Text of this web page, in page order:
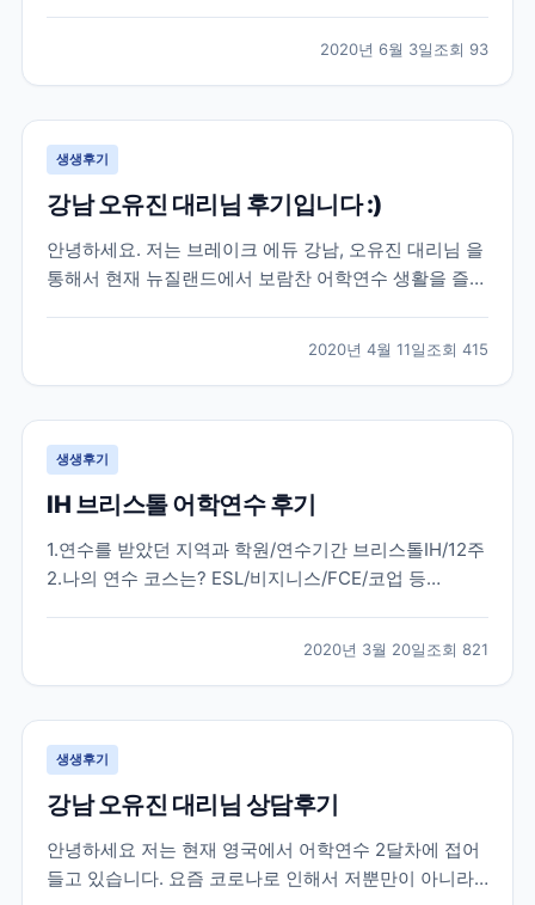
함께 하며 꾸준히 소통을 유지하고 있는데요. 학생분들
입장에서는 정말 당황스럽기도 하고 무섭기도 하실 거예
요...
2020년 6월 3일조회 93
생생후기
강남 오유진 대리님 후기입니다 :)
안녕하세요. 저는 브레이크 에듀 강남, 오유진 대리님 을
통해서 현재 뉴질랜드에서 보람찬 어학연수 생활을 즐기
도 오유진 대리님의 친절함이 이유가 되었다고 생각합니
다. 한국에서 많은 준비 과정을 거치고 무사히 뉴질랜드
에...
2020년 4월 11일조회 415
생생후기
IH 브리스톨 어학연수 후기
1.연수를 받았던 지역과 학원/연수기간 브리스톨IH/12주
2.나의 연수 코스는? ESL/비지니스/FCE/코업 등
런던 외 지방지역은 런던과는 달리 조용하고 공부에 몰
두할 수 있는 지역을 원하였습니다....
2020년 3월 20일조회 821
생생후기
강남 오유진 대리님 상담후기
안녕하세요 저는 현재 영국에서 어학연수 2달차에 접어
들고 있습니다. 요즘 코로나로 인해서 저뿐만이 아니라